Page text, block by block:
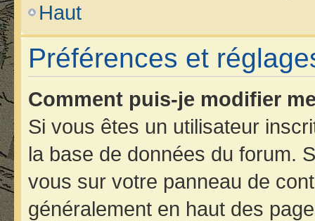
Haut
Préférences et
Comment puis-je modifier
Si vous êtes un utilisateur
la base de données du forum.
vous sur votre panneau de
généralement en haut des